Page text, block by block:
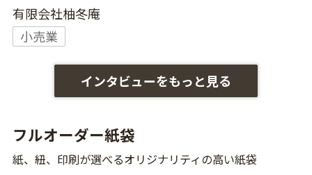
有限会社柚冬庵
小売業
インタビューをもっと見る
フルオーダー紙袋
紙、紐、印刷が選べるオリジナリティの高い紙袋